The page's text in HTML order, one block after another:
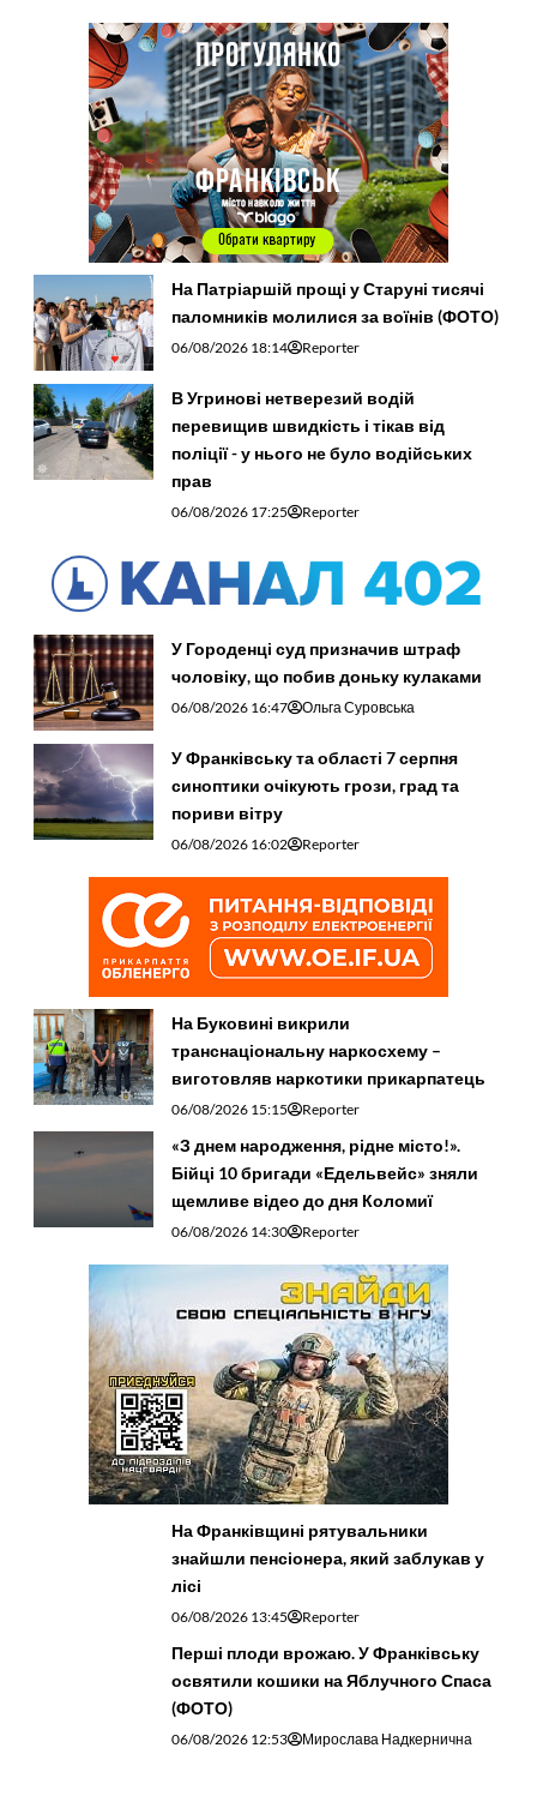
На Патріаршій прощі у Старуні тисячі
паломників молилися за воїнів (ФОТО)
06/08/2026 18:14 Reporter
В Угринові нетверезий водій
перевищив швидкість і тікав від
поліції - у нього не було водійських
прав
06/08/2026 17:25 Reporter
У Городенці суд призначив штраф
чоловіку, що побив доньку кулаками
06/08/2026 16:47 Ольга Суровська
У Франківську та області 7 серпня
синоптики очікують грози, град та
пориви вітру
06/08/2026 16:02 Reporter
На Буковині викрили
транснаціональну наркосхему –
виготовляв наркотики прикарпатець
06/08/2026 15:15 Reporter
«З днем народження, рідне місто!».
Бійці 10 бригади «Едельвейс» зняли
щемливе відео до дня Коломиї
06/08/2026 14:30 Reporter
На Франківщині рятувальники
знайшли пенсіонера, який заблукав у
лісі
06/08/2026 13:45 Reporter
Перші плоди врожаю. У Франківську
освятили кошики на Яблучного Спаса
(ФОТО)
06/08/2026 12:53 Мирослава Надкернична